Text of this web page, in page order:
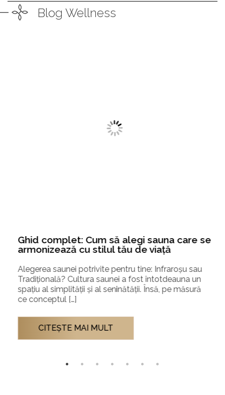
Blog Wellness
Ghid complet: Cum să alegi sauna care se
armonizează cu stilul tău de viață
Alegerea saunei potrivite pentru tine: Infraroșu sau
Tradițională? Cultura saunei a fost întotdeauna un
spațiu al simplității și al seninătății. Însă, pe măsură
ce conceptul […]
CITEŞTE MAI MULT